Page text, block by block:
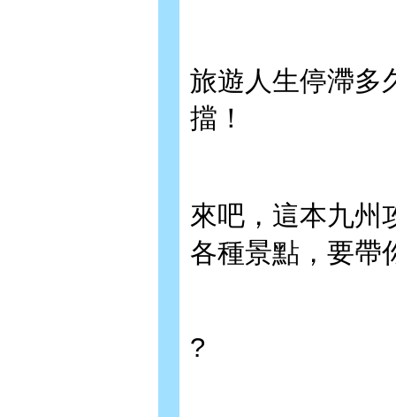
旅遊人生停滯多
擋！
來吧，這本九州
各種景點，要帶
?